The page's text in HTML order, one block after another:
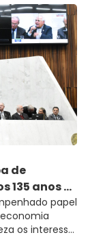
de
135 anos ...
papel
os interess...